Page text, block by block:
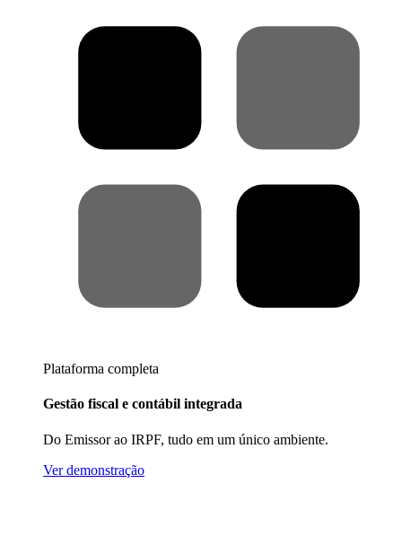
Plataforma completa
Gestão fiscal e contábil integrada
Do Emissor ao IRPF, tudo em um único ambiente.
Ver demonstração